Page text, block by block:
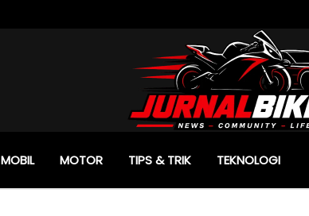
MOBIL MOTOR TIPS & TRIK TEKNOLOGI